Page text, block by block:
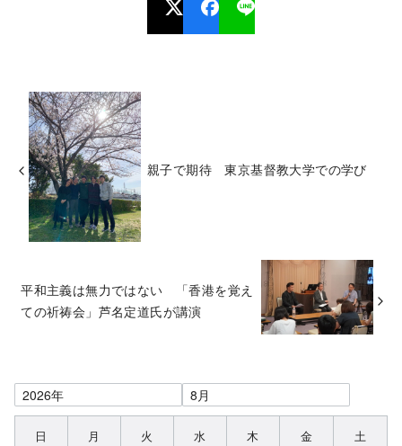
親子で期待 東京基督教大学での学び
平和主義は無力ではない 「香港を覚え
ての祈祷会」芦名定道氏が講演
日 月 火 水 木 金 土